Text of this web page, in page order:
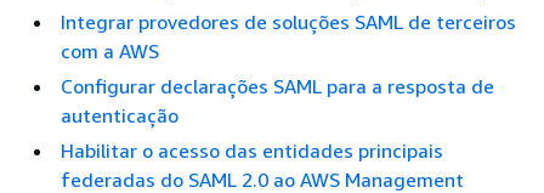
Integrar provedores de soluções SAML de terceiros
com a AWS
Configurar declarações SAML para a resposta de
autenticação
Habilitar o acesso das entidades principais
federadas do SAML 2.0 ao AWS Management